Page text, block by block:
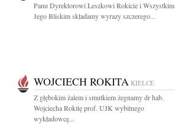
Panu Dyrektorowi Leszkowi Rokicie i Wszystkim
Jego Bliskim składamy wyrazy szczerego...
WOJCIECH ROKITA KIELCE
Z głębokim żalem i smutkiem żegnamy dr hab.
Wojciecha Rokitę prof. UJK wybitnego
wykładowcę...